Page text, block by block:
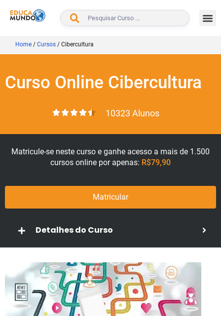
BUSCAR
Home / Cursos / Cibercultura
Curso Online Cibercultura
10323 Alunos
Matricule-se neste curso e ganhe acesso a mais de 1.500
cursos online por apenas: R$79,90
Matricular
Detalhes do Curso